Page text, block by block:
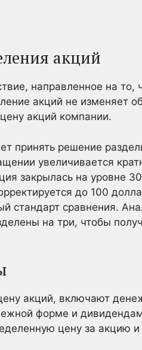
акций
направленное на
акций не изменяет
акций компании.
принять решение
увеличивается
закрылась на уровне
до 100
стандарт сравнения.
на три, чтобы
акций, включают
форме и
цену за акцию